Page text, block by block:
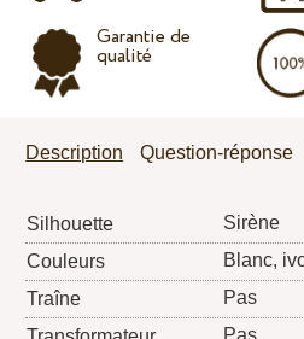
Garantie de
qualité
Description Question-réponse
Silhouette
Sirène
Couleurs
Blanc,
Traîne
Pas
Pas